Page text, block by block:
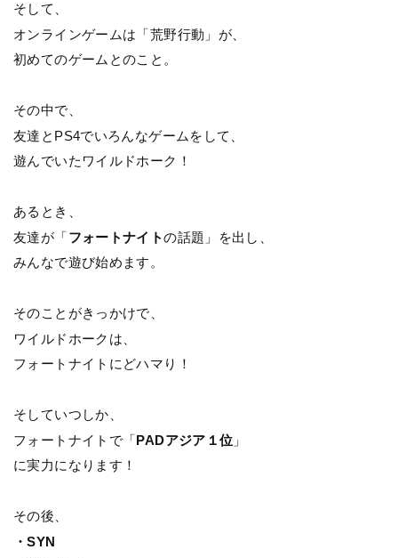
そして、
オンラインゲームは「荒野行動」が、
初めてのゲームとのこと。
その中で、
友達とPS4でいろんなゲームをして、
遊んでいたワイルドホーク！
あるとき、
友達が「フォートナイトの話題」を出し、
みんなで遊び始めます。
そのことがきっかけで、
ワイルドホークは、
フォートナイトにどハマり！
そしていつしか、
フォートナイトで「PADアジア１位 」
に実力になります！
その後、
・SYN